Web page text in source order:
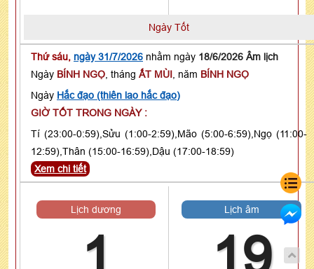
Ngày Tốt
Thứ sáu, ngày 31/7/2026 nhằm ngày 18/6/2026 Âm lịch
Ngày BÍNH NGỌ , tháng ẤT MÙI , năm BÍNH NGỌ
Ngày Hắc đạo (thiên lao hắc đạo)
GIỜ TỐT TRONG NGÀY :
Tí (23:00-0:59),Sửu (1:00-2:59),Mão (5:00-6:59),Ngọ (11:00-
12:59),Thân (15:00-16:59),Dậu (17:00-18:59)
Xem chi tiết
Lịch dương
1
Lịch âm
19